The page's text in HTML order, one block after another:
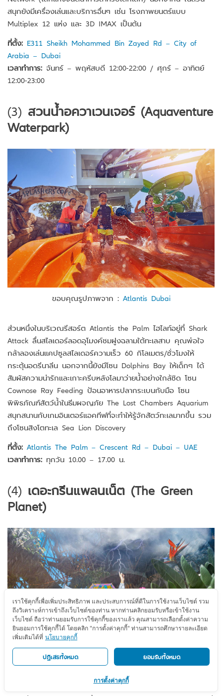
สนุกยังมีเครื่องเล่นและบริการอื่นๆ เช่น โรงภาพยนตร์แบบ
Multiplex 12 แห่ง และ 3D IMAX เป็นต้น
ที่ตั้ง: E311 Sheikh Mohammed Bin Zayed Rd – City of
Arabia – Dubai
เวลาทำการ: จันทร์ – พฤหัสบดี 12:00-22:00 / ศุกร์ – อาทิตย์
12:00-23:00
(3) สวนน้ำอควาเวนเจอร์ (Aquaventure
Waterpark)
ขอบคุณรูปภาพจาก : Atlantis Dubai
ส่วนหนึ่งในบริเวณรีสอร์ต Atlantis the Palm ไฮไลท์อยู่ที่ Shark
Attack ลื่นสไลเดอร์ลอดอุโมงค์ชมฝูงฉลามใต้ทะเลสาบ คุณพ่อใจ
กล้าลองเล่นแคปซูลสไลเดอร์ความเร็ว 60 กิโลเมตร/ชั่วโมงให้
กระตุ้นอดรีนาลีน นอกจากนี้ยังมีโซน Dolphins Bay ให้เด็กๆ ได้
สัมผัสความน่ารักและเกาะครีบหลังโลมาว่ายน้ำอย่างใกล้ชิด โซน
Cownose Ray Feeding ป้อนอาหารปลากระเบนกับมือ โซน
พิพิธภัณฑ์สัตว์น้ำในธีมผจญภัย The Lost Chambers Aquarium
สนุกสนานกับเกมอินเตอร์แอคทีฟที่จะทำให้รู้จักสัตว์ทะเลมากขึ้น รวม
ถึงโซนสิงโตทะเล Sea Lion Discovery
ที่ตั้ง: Atlantis The Palm – Crescent Rd – Dubai – UAE
เวลาทำการ: ทุกวัน 10.00 – 17.00 น.
(4) เดอะกรีนแพลนเน็ต (The Green
Planet)
เราใช้คุกกี้เพื่อเพิ่มประสิทธิภาพ และประสบการณ์ที่ดีในการใช้งานเว็บไซต์ รวม
ถึงวิเคราะห์การเข้าถึงเว็บไซต์ของท่าน หากท่านคลิกยอมรับหรือเข้าใช้งาน
เว็บไซต์ ถือว่าท่านยอมรับการใช้คุกกี้ของเราแล้ว คุณสามารถเลือกตั้งค่าความ
ยินยอมการใช้คุกกี้ได้ โดยคลิก "การตั้งค่าคุกกี้" ท่านสามารถศึกษารายละเอียด
เพิ่มเติมได้ที่ นโยบายคุกกี้
ปฏิเสธทั้งหมด ยอมรับทั้งหมด
การตั้งค่าคุกกี้